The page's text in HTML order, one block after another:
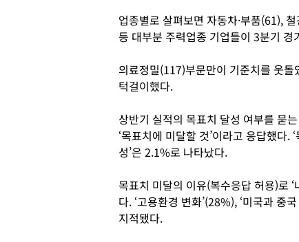
업종별로 살펴보면 자동차·부품(61),
등 대부분 주력업종 기업들이 3분기
의료정밀(117)부문만이 기준치를 웃
턱걸이했다.
상반기 실적의 목표치 달성 여부를 묻
‘목표치에 미달할 것’이라고 응답했다.
성’은 2.1%로 나타났다.
목표치 미달의 이유(복수응답 허용)로
다. ‘고용환경 변화’(28%), ‘미국과 중
지적됐다.